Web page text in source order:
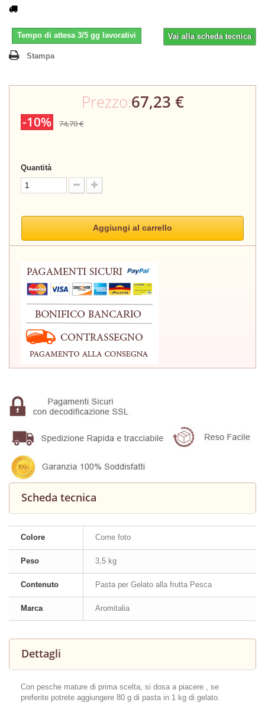
Vai alla scheda tecnica
Tempo di attesa 3/5 gg lavorativi
Stampa
Prezzo:67,23 €
-10% 74,70 €
Quantità
Aggiungi al carrello
Scheda tecnica
Colore Come foto
Peso 3,5 kg
Contenuto Pasta per Gelato alla frutta Pesca
Marca Aromitalia
Dettagli
Con pesche mature di prima scelta, si dosa a piacere , se
preferite potrete aggiungere 80 g di pasta in 1 kg di gelato.